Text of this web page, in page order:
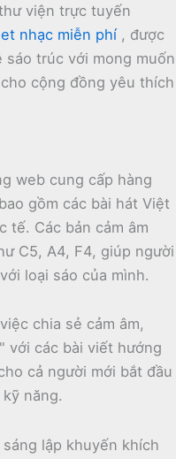
viện trực tuyến
nhạc miễn phí , được
sáo trúc với mong muốn
cộng đồng yêu thích
web cung cấp hàng
gồm các bài hát Việt
tế. Các bản cảm âm
C5, A4, F4, giúp người
loại sáo của mình.
chia sẻ cảm âm,
với các bài viết hướng
cả người mới bắt đầu
năng.
sáng lập khuyến khích